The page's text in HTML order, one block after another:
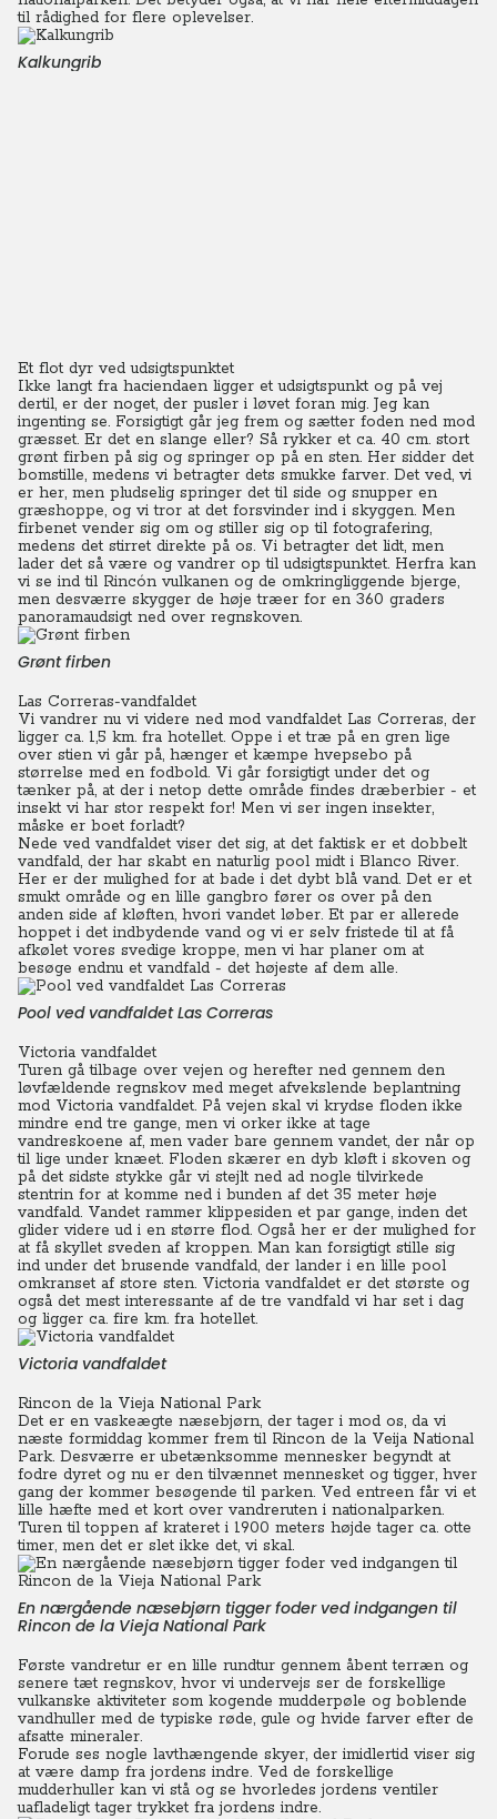
til rådighed for flere oplevelser.
Kalkungrib
Et flot dyr ved udsigtspunktet
Ikke langt fra haciendaen ligger et udsigtspunkt og på vej
dertil, er der noget, der pusler i løvet foran mig. Jeg kan
ingenting se. Forsigtigt går jeg frem og sætter foden ned mod
græsset. Er det en slange eller? Så rykker et ca. 40 cm. stort
grønt firben på sig og springer op på en sten. Her sidder det
bomstille, medens vi betragter dets smukke farver. Det ved, vi
er her, men pludselig springer det til side og snupper en
græshoppe, og vi tror at det forsvinder ind i skyggen. Men
firbenet vender sig om og stiller sig op til fotografering,
medens det stirret direkte på os. Vi betragter det lidt, men
lader det så være og vandrer op til udsigtspunktet. Herfra kan
vi se ind til Rincón vulkanen og de omkringliggende bjerge,
men desværre skygger de høje træer for en 360 graders
panoramaudsigt ned over regnskoven.
Grønt firben
Las Correras-vandfaldet
Vi vandrer nu vi videre ned mod vandfaldet Las Correras, der
ligger ca. 1,5 km. fra hotellet. Oppe i et træ på en gren lige
over stien vi går på, hænger et kæmpe hvepsebo på
størrelse med en fodbold. Vi går forsigtigt under det og
tænker på, at der i netop dette område findes dræberbier - et
insekt vi har stor respekt for! Men vi ser ingen insekter,
måske er boet forladt?
Nede ved vandfaldet viser det sig, at det faktisk er et dobbelt
vandfald, der har skabt en naturlig pool midt i Blanco River.
Her er der mulighed for at bade i det dybt blå vand. Det er et
smukt område og en lille gangbro fører os over på den
anden side af kløften, hvori vandet løber. Et par er allerede
hoppet i det indbydende vand og vi er selv fristede til at få
afkølet vores svedige kroppe, men vi har planer om at
besøge endnu et vandfald - det højeste af dem alle.
Pool ved vandfaldet Las Correras
Victoria vandfaldet
Turen gå tilbage over vejen og herefter ned gennem den
løvfældende regnskov med meget afvekslende beplantning
mod Victoria vandfaldet. På vejen skal vi krydse floden ikke
mindre end tre gange, men vi orker ikke at tage
vandreskoene af, men vader bare gennem vandet, der når op
til lige under knæet. Floden skærer en dyb kløft i skoven og
på det sidste stykke går vi stejlt ned ad nogle tilvirkede
stentrin for at komme ned i bunden af det 35 meter høje
vandfald. Vandet rammer klippesiden et par gange, inden det
glider videre ud i en større flod. Også her er der mulighed for
at få skyllet sveden af kroppen. Man kan forsigtigt stille sig
ind under det brusende vandfald, der lander i en lille pool
omkranset af store sten. Victoria vandfaldet er det største og
også det mest interessante af de tre vandfald vi har set i dag
og ligger ca. fire km. fra hotellet.
Victoria vandfaldet
Rincon de la Vieja National Park
Det er en vaskeægte næsebjørn, der tager i mod os, da vi
næste formiddag kommer frem til Rincon de la Veija National
Park. Desværre er ubetænksomme mennesker begyndt at
fodre dyret og nu er den tilvænnet mennesket og tigger, hver
gang der kommer besøgende til parken. Ved entreen får vi et
lille hæfte med et kort over vandreruten i nationalparken.
Turen til toppen af krateret i 1900 meters højde tager ca. otte
timer, men det er slet ikke det, vi skal.
En nærgående næsebjørn tigger foder ved indgangen til
Rincon de la Vieja National Park
Første vandretur er en lille rundtur gennem åbent terræn og
senere tæt regnskov, hvor vi undervejs ser de forskellige
vulkanske aktiviteter som kogende mudderpøle og boblende
vandhuller med de typiske røde, gule og hvide farver efter de
afsatte mineraler.
Forude ses nogle lavthængende skyer, der imidlertid viser sig
at være damp fra jordens indre. Ved de forskellige
mudderhuller kan vi stå og se hvorledes jordens ventiler
uafladeligt tager trykket fra jordens indre.